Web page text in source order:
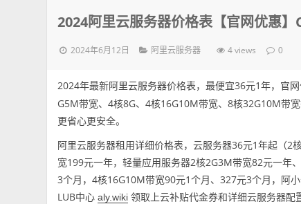
2024阿里云服务器价格表【官网优惠
2024年6月12日 阿里云服务器 4 views 0
2024年最新阿里云服务器价格表，最便宜36元1年，官
G5M带宽、4核8G、4核16G10M带宽、8核32G10M带
更省心更安全。
阿里云服务器租用详细价格表，云服务器36元1年起（2
宽199元一年，轻量应用服务器2核2G3M带宽82元一年
3个月，4核16G10M带宽90元1个月、327元3个月，阿
LUB中心aly.wiki 领取上云补贴代金券和详细云服务器配